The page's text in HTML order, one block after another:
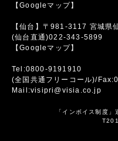
【Googleマップ】
【仙台】〒981-3117 宮城
(仙台直通)022-343-5899
【Googleマップ】
Tel:0800-9191910
(全国共通フリーコール)/
Mail:visipri@visia.co.jp
「インボイス制度